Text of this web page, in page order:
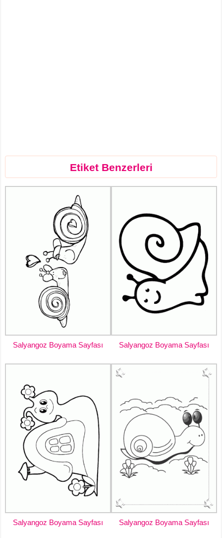
Etiket Benzerleri
Salyangoz Boyama Sayfası Salyangoz Boyama Sayfası
Salyangoz Boyama Sayfası Salyangoz Boyama Sayfası